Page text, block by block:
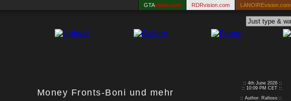
GTAvision.com RDRvision.com LANOIREvision.com
Money Fronts-Boni und mehr
:: 4th June 2026 ::
:: 10:09 PM CET ::
:: Author: Rafioso ::